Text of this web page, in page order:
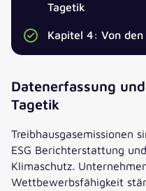
Tagetik
Kapitel 4: Von
Datenerfassung
Tagetik
Treibhausgasemissionen
ESG Berichterstattung
Klimaschutz.
Wettbewerbsfähigkeit
VORNAME*
NACHNAME *
TELEFONNUMMER*